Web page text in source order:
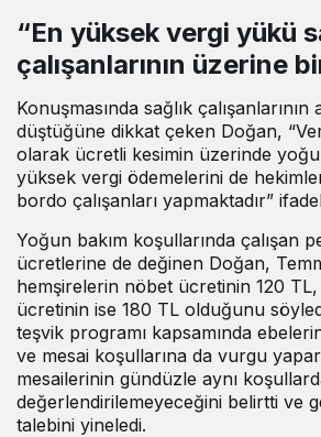
“En yüksek vergi yükü
çalışanlarının üzerine
Konuşmasında sağlık
düştüğüne dikkat çeken Doğan,
olarak ücretli kesimin üzerinde
yüksek vergi ödemelerini de
bordo çalışanları yapmaktadır”
Yoğun bakım koşullarında çalışan
ücretlerine de değinen Doğan,
hemşirelerin nöbet ücretinin 120
ücretinin ise 180 TL olduğunu
teşvik programı kapsamında
ve mesai koşullarına da vurgu
mesailerinin gündüzle aynı
değerlendirilemeyeceğini belirtti ve
talebini yineledi.